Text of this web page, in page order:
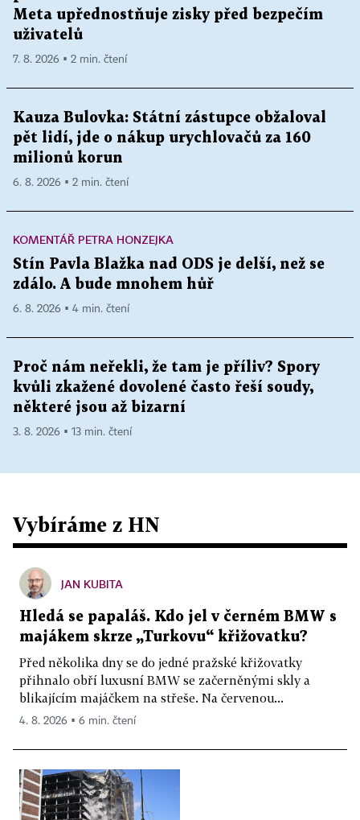
Meta upřednostňuje zisky před bezpečím
uživatelů
7. 8. 2026 ▪ 2 min. čtení
Kauza Bulovka: Státní zástupce obžaloval
pět lidí, jde o nákup urychlovačů za 160
milionů korun
6. 8. 2026 ▪ 2 min. čtení
KOMENTÁŘ PETRA HONZEJKA
Stín Pavla Blažka nad ODS je delší, než se
zdálo. A bude mnohem hůř
6. 8. 2026 ▪ 4 min. čtení
Proč nám neřekli, že tam je příliv? Spory
kvůli zkažené dovolené často řeší soudy,
některé jsou až bizarní
3. 8. 2026 ▪ 13 min. čtení
Vybíráme z HN
JAN KUBITA
Hledá se papaláš. Kdo jel v černém BMW s
majákem skrze „Turkovu“ křižovatku?
Před několika dny se do jedné pražské křižovatky
přihnalo obří luxusní BMW se začerněnými skly a
blikajícím majáčkem na střeše. Na červenou...
4. 8. 2026 ▪ 6 min. čtení